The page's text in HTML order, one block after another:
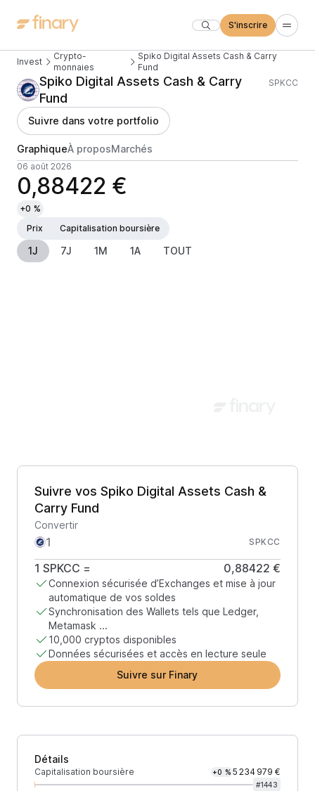
S'inscrire
Invest
Crypto-
monnaies
Spiko Digital Assets Cash & Carry
Fund
Spiko Digital Assets Cash & Carry
Fund
SPKCC
Suivre dans votre portfolio
GraphiqueÀ proposMarchés
06 août 2026
0,88422 €
+0 %
Prix
Capitalisation boursière
1J 7J 1M 1A TOUT
Suivre vos Spiko Digital Assets Cash &
Carry Fund
Convertir
SPKCC
1 SPKCC = 0,88422 €
Connexion sécurisée d’Exchanges et mise à jour
automatique de vos soldes
Synchronisation des Wallets tels que Ledger,
Metamask ...
10,000 cryptos disponibles
Données sécurisées et accès en lecture seule
Suivre sur Finary
Détails
Capitalisation boursière +0 % 5 234 979 €
#1443